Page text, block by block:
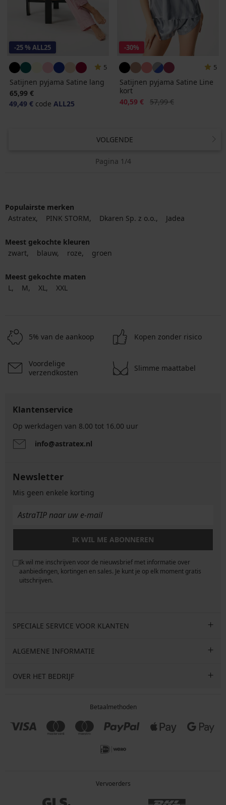
-25 % ALL25
5
Satijnen pyjama Satine lang
65,99 €
49,49 € code ALL25
-30%
5
Satijnen pyjama Satine Line
kort
Korting
40,59 € Oorspronkelijke prijs
57,99 €
VOLGENDE
Pagina 1/4
Populairste merken
Astratex
PINK STORM Dkaren Sp. z o.o. Jadea
Meest gekochte kleuren
zwart
blauw roze groen
Meest gekochte maten
L
M XL XXL
5% van de aankoop Kopen zonder risico
Voordelige
verzendkosten
Slimme maattabel
Klantenservice
Op werkdagen van 8.00 tot 16.00 uur
info@astratex.nl
Newsletter
Mis geen enkele korting
IK WIL ME ABONNEREN
Ik wil me inschrijven voor de nieuwsbrief met informatie over
aanbiedingen, kortingen en sales. Je kunt je op elk moment gratis
uitschrijven.
SPECIALE SERVICE VOOR KLANTEN
ALGEMENE INFORMATIE
OVER HET BEDRIJF
Betaalmethoden
Vervoerders